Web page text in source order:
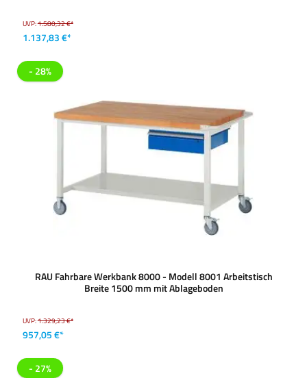
UVP:1.580,32 €*
1.137,83 €*
- 28%
RAU Fahrbare Werkbank 8000 - Modell 8001 Arbeitstisch
Breite 1500 mm mit Ablageboden
UVP:1.329,23 €*
957,05 €*
- 27%